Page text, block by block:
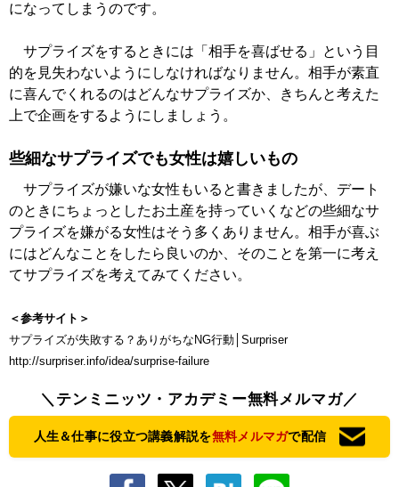
になってしまうのです。
サプライズをするときには「相手を喜ばせる」という目
的を見失わないようにしなければなりません。相手が素直
に喜んでくれるのはどんなサプライズか、きちんと考えた
上で企画をするようにしましょう。
些細なサプライズでも女性は嬉しいもの
サプライズが嫌いな女性もいると書きましたが、デート
のときにちょっとしたお土産を持っていくなどの些細なサ
プライズを嫌がる女性はそう多くありません。相手が喜ぶ
にはどんなことをしたら良いのか、そのことを第一に考え
てサプライズを考えてみてください。
＜参考サイト＞
サプライズが失敗する？ありがちなNG行動│Surpriser
http://surpriser.info/idea/surprise-failure
＼テンミニッツ・アカデミー無料メルマガ／
人生＆仕事に役立つ講義解説を無料メルマガで配信